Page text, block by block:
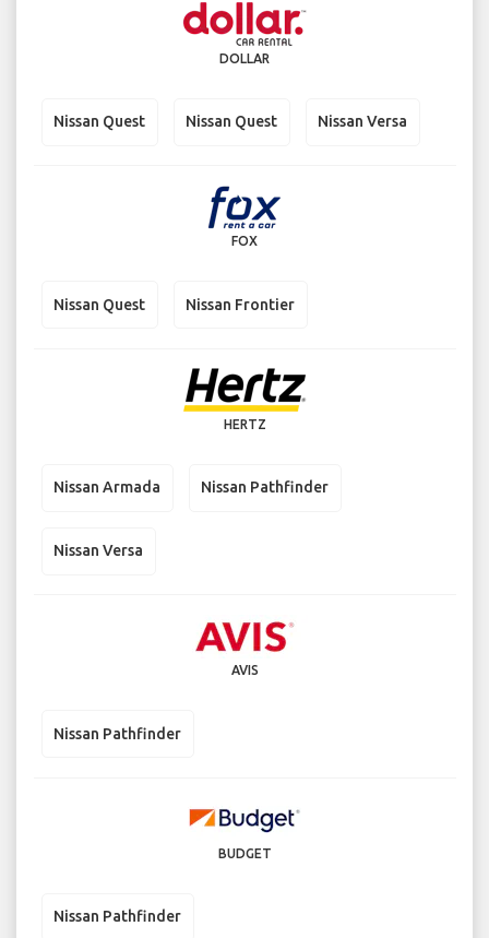
DOLLAR
Nissan Quest Nissan Quest Nissan Versa
FOX
Nissan Quest Nissan Frontier
HERTZ
Nissan Armada Nissan Pathfinder
Nissan Versa
AVIS
Nissan Pathfinder
BUDGET
Nissan Pathfinder